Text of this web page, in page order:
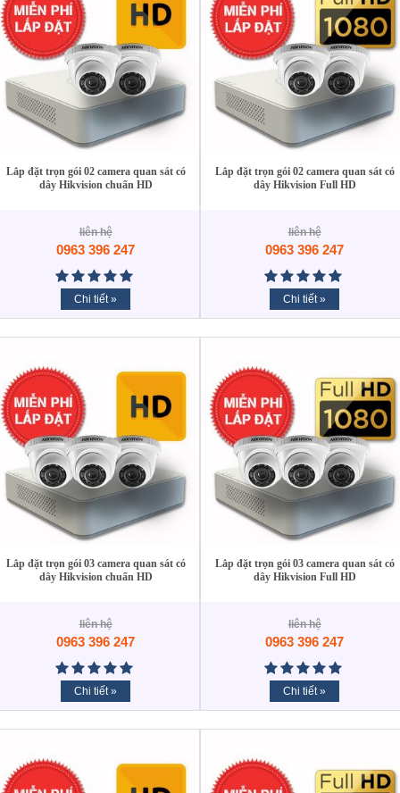
Lắp đặt trọn gói 02 camera quan sát có
dây Hikvision chuẩn HD
liên hệ
0963 396 247
Chi tiết »
Lắp đặt trọn gói 02 camera quan sát có
dây Hikvision Full HD
liên hệ
0963 396 247
Chi tiết »
Lắp đặt trọn gói 03 camera quan sát có
dây Hikvision chuẩn HD
liên hệ
0963 396 247
Chi tiết »
Lắp đặt trọn gói 03 camera quan sát có
dây Hikvision Full HD
liên hệ
0963 396 247
Chi tiết »